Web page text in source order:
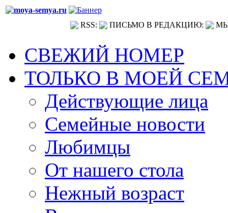
RSS: ПИСЬМО В РЕДАКЦИЮ:
СВЕЖИЙ НОМЕР
ТОЛЬКО В МОЕЙ
Действующие лица
Семейные новости
Любимцы
От нашего стола
Нежный возраст